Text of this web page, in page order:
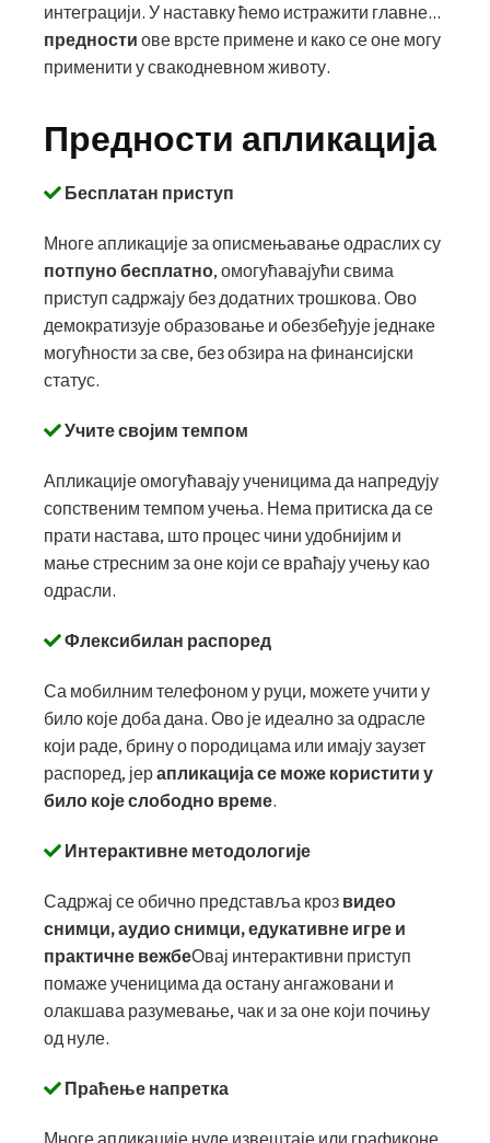
интеграцији. У наставку ћемо истражити главне...
предности ове врсте примене и како се оне могу
применити у свакодневном животу.
Предности апликација
Бесплатан приступ
Многе апликације за описмењавање одраслих су
потпуно бесплатно, омогућавајући свима
приступ садржају без додатних трошкова. Ово
демократизује образовање и обезбеђује једнаке
могућности за све, без обзира на финансијски
статус.
Учите својим темпом
Апликације омогућавају ученицима да напредују
сопственим темпом учења. Нема притиска да се
прати настава, што процес чини удобнијим и
мање стресним за оне који се враћају учењу као
одрасли.
Флексибилан распоред
Са мобилним телефоном у руци, можете учити у
било које доба дана. Ово је идеално за одрасле
који раде, брину о породицама или имају заузет
распоред, јерапликација се може користити у
било које слободно време.
Интерактивне методологије
Садржај се обично представља кроз видео
снимци, аудио снимци, едукативне игре и
практичне вежбеОвај интерактивни приступ
помаже ученицима да остану ангажовани и
олакшава разумевање, чак и за оне који почињу
од нуле.
Праћење напретка
Многе апликације нуде извештаје или графиконе